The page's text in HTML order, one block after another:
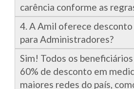
carência conforme as
4. A Amil oferece
para Administradores?
Sim! Todos os
60% de desconto em
maiores redes do país,